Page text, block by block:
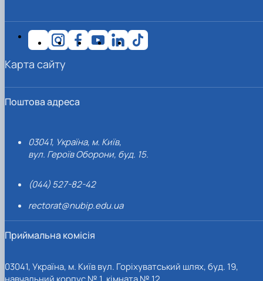
Поштова адреса
03041, Україна, м. Київ,
вул. Героїв Оборони, буд. 15.
(044) 527-82-42
rectorat@nubip.edu.ua
Приймальна комісія
03041, Україна, м. Київ вул. Горіхуватський шлях, буд. 19,
Карта сайту